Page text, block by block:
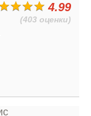
4.99
(403 оценки)